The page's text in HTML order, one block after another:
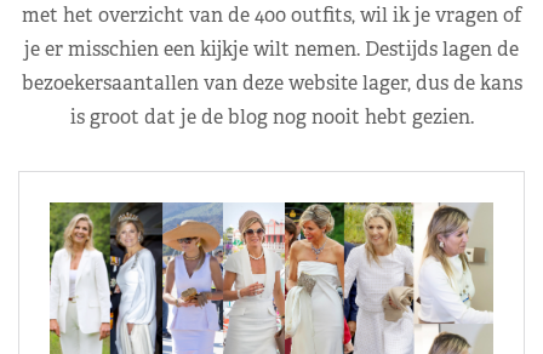
met het overzicht van de 400 outfits, wil ik je vragen of
je er misschien een kijkje wilt nemen. Destijds lagen de
bezoekersaantallen van deze website lager, dus de kans
is groot dat je de blog nog nooit hebt gezien.